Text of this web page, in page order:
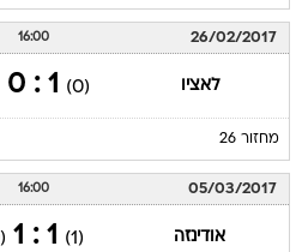
26/02/2017
16:00
לאציו (0)
1 : 0
מחזור 26
05/03/2017
16:00
אודינזה (1)
1 : 1
(0)